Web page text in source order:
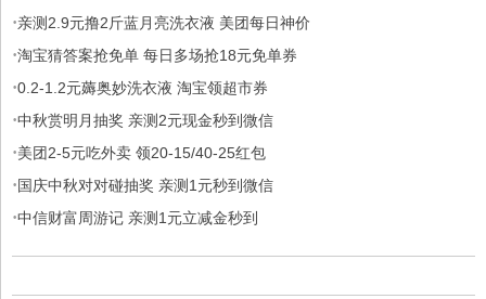
·亲测2.9元撸2斤蓝月亮洗衣液 美团每日神价
·淘宝猜答案抢免单 每日多场抢18元免单券
·0.2-1.2元薅奥妙洗衣液 淘宝领超市券
·中秋赏明月抽奖 亲测2元现金秒到微信
·美团2-5元吃外卖 领20-15/40-25红包
·国庆中秋对对碰抽奖 亲测1元秒到微信
·中信财富周游记 亲测1元立减金秒到